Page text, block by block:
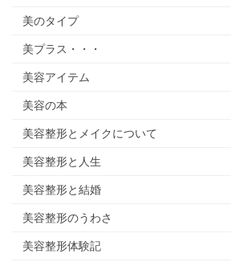
美のタイプ
美プラス・・・
美容アイテム
美容の本
美容整形とメイクについて
美容整形と人生
美容整形と結婚
美容整形のうわさ
美容整形体験記